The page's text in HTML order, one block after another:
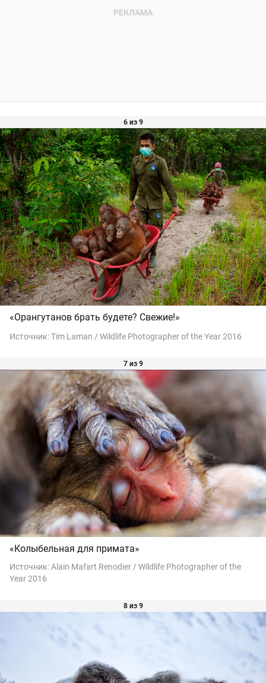
6 из 9
«Орангутанов брать будете? Свежие!»
Источник:Tim Laman / Wildlife Photographer of the Year 2016
7 из 9
«Колыбельная для примата»
Источник:Alain Mafart Renodier / Wildlife Photographer of the
Year 2016
8 из 9